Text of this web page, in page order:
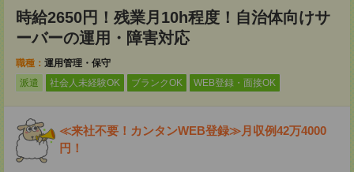
時給2650円！残業月10h程度！自治体向けサ
ーバーの運用・障害対応
職種： 運用管理・保守
派遣
社会人未経験OK ブランクOK WEB登録・面接OK
≪来社不要！カンタンWEB登録≫月収例42万4000
円！